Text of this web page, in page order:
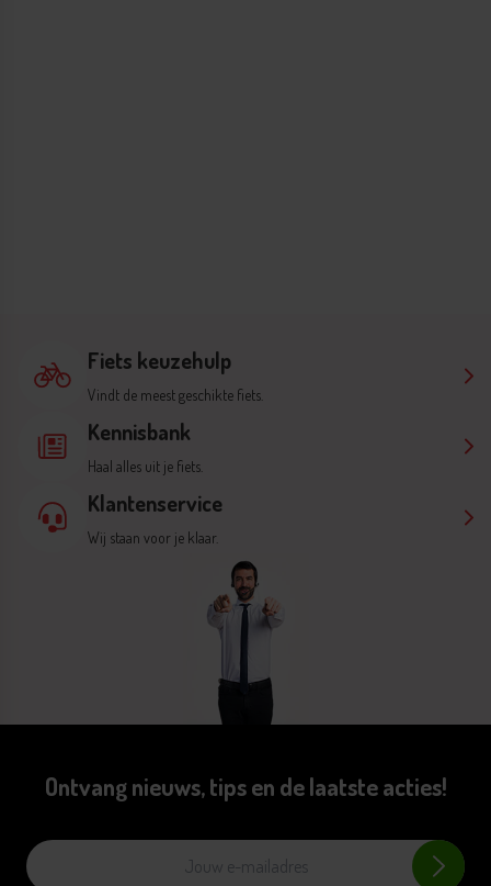
Fiets keuzehulp
Vindt de meest geschikte fiets.
Kennisbank
Haal alles uit je fiets.
Klantenservice
Wij staan voor je klaar.
Ontvang nieuws, tips en de laatste acties!